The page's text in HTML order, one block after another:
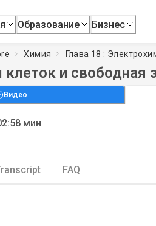
Образование Бизнес
Химия Глава 18 :
клеток и свободная
Видео
мин
FAQ